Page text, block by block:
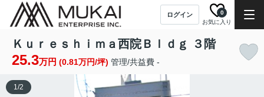
ログイン
お気に入り
0
Ｋｕｒｅｓｈｉｍａ西院Ｂｌｄｇ ３階
25.3万円 (0.81万円/坪) 管理/共益費 -
1/2